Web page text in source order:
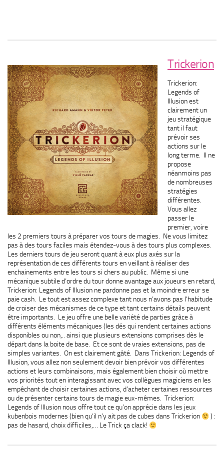
Trickerion
Trickerion:
Legends of
Illusion est
clairement un
jeu stratégique
tant il faut
prévoir ses
actions sur le
long terme. Il ne
propose
néanmoins pas
de nombreuses
stratégies
différentes.
Vous allez
passer le
premier, voire
les 2 premiers tours à préparer vos tours de magies. Ne vous limitez
pas à des tours faciles mais étendez-vous à des tours plus complexes.
Les derniers tours de jeu seront quant à eux plus axés sur la
représentation de ces différents tours en veillant à réaliser des
enchainements entre les tours si chers au public. Même si une
mécanique subtile d’ordre du tour donne avantage aux joueurs en retard,
Trickerion: Legends of Illusion ne pardonne pas et la moindre erreur se
paie cash. Le tout est assez complexe tant nous n’avons pas l’habitude
de croiser des mécanismes de ce type et tant certains détails peuvent
être importants. Le jeu offre une belle variété de parties grâce à
différents éléments mécaniques (les dés qui rendent certaines actions
disponibles ou non,.. ainsi que plusieurs extensions comprises dès le
départ dans la boite de base. Et ce sont de vraies extensions, pas de
simples variantes. On est clairement gâté. Dans Trickerion: Legends of
Illusion, vous allez non seulement devoir bien prévoir vos différentes
actions et leurs combinaisons, mais également bien choisir où mettre
vos priorités tout en interagissant avec vos collègues magiciens en les
empêchant de choisir certaines actions, d’acheter certaines ressources
ou de présenter certains tours de magie eux-mêmes. Trickerion:
Legends of Illusion nous offre tout ce qu’on apprécie dans les jeux
kubenbois modernes (bien qu’il n’y ait pas de cubes dans Trickerion
) :
pas de hasard, choix difficiles,… Le Trick ça clack!